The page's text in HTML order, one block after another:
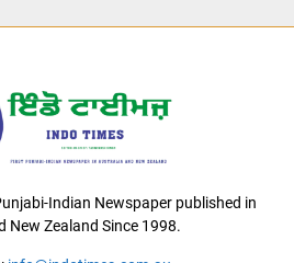
Indian Newspaper published in
New Zealand Since 1998.